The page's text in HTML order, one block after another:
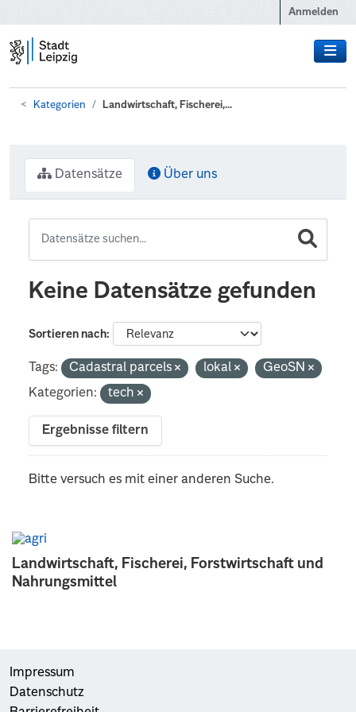
Anmelden
Kategorien Landwirtschaft, Fischerei,...
Landwirtschaft, Fischerei, Forstwirtschaft und
Nahrungsmittel
Datensätze Über uns
Keine Datensätze gefunden
Sortieren nach
Tags: Cadastral parcels lokal
GeoSN
Kategorien:
tech
Ergebnisse filtern
Bitte versuch es mit einer anderen Suche.
Impressum
Datenschutz